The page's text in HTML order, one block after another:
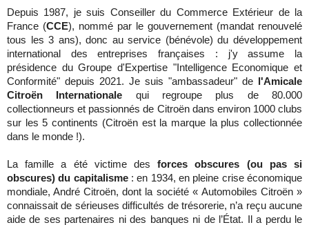
Depuis 1987, je suis Conseiller du Commerce Extérieur de la
France (CCE), nommé par le gouvernement (mandat renouvelé
tous les 3 ans), donc au service (bénévole) du développement
international des entreprises françaises : j'y assume la
présidence du Groupe d'Expertise "Intelligence Economique et
Conformité" depuis 2021. Je suis "ambassadeur" de
l'Amicale
Citroën Internationale qui regroupe plus de 80.000
collectionneurs et passionnés de Citroën dans environ 1000 clubs
sur les 5 continents (Citroën est la marque la plus collectionnée
dans le monde !).
La famille a été victime desforces obscures (ou pas si
obscures) du capitalisme: en 1934, en pleine crise économique
mondiale, André Citroën, dont la société « Automobiles Citroën »
connaissait de sérieuses difficultés de trésorerie, n’a reçu aucune
aide de ses partenaires ni des banques ni de l’État. Il a perdu le